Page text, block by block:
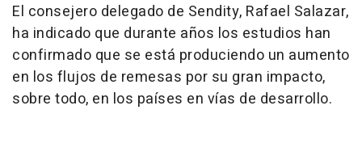
El consejero delegado de Sendity, Rafael Salazar,
ha indicado que durante años los estudios han
confirmado que se está produciendo un aumento
en los flujos de remesas por su gran impacto,
sobre todo, en los países en vías de desarrollo.